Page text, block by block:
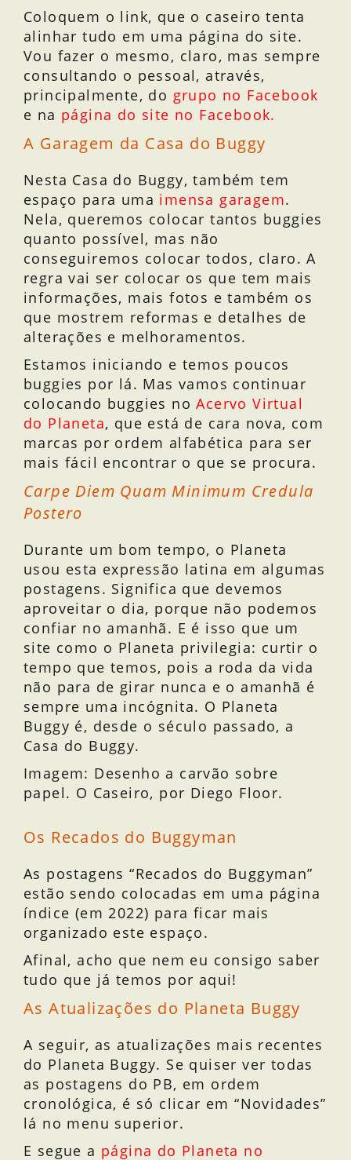
Coloquem o link, que o caseiro tenta
alinhar tudo em uma página do site.
Vou fazer o mesmo, claro, mas sempre
consultando o pessoal, através,
principalmente, do grupo no Facebook
e na página do site no Facebook.
A Garagem da Casa do Buggy
Nesta Casa do Buggy, também tem
espaço para uma imensa garagem.
Nela, queremos colocar tantos buggies
quanto possível, mas não
conseguiremos colocar todos, claro. A
regra vai ser colocar os que tem mais
informações, mais fotos e também os
que mostrem reformas e detalhes de
alterações e melhoramentos.
Estamos iniciando e temos poucos
buggies por lá. Mas vamos continuar
colocando buggies noAcervo Virtual
do Planeta, que está de cara nova, com
marcas por ordem alfabética para ser
mais fácil encontrar o que se procura.
Carpe Diem Quam Minimum Credula
Postero
Durante um bom tempo, o Planeta
usou esta expressão latina em algumas
postagens. Significa que devemos
aproveitar o dia, porque não podemos
confiar no amanhã. E é isso que um
site como o Planeta privilegia: curtir o
tempo que temos, pois a roda da vida
não para de girar nunca e o amanhã é
sempre uma incógnita. O Planeta
Buggy é, desde o século passado, a
Casa do Buggy.
Imagem: Desenho a carvão sobre
papel. O Caseiro, por Diego Floor.
Os Recados do Buggyman
As postagens “Recados do Buggyman”
estão sendo colocadas em uma página
índice (em 2022) para ficar mais
organizado este espaço.
Afinal, acho que nem eu consigo saber
tudo que já temos por aqui!
As Atualizações do Planeta Buggy
A seguir, as atualizações mais recentes
do Planeta Buggy. Se quiser ver todas
as postagens do PB, em ordem
cronológica, é só clicar em “Novidades”
lá no menu superior.
E segue a página do Planeta no